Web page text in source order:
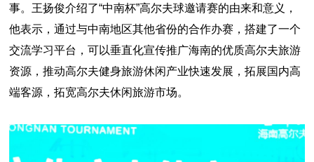
事。王扬俊介绍了“中南杯”高尔夫球邀请赛的由来和意义，
他表示，通过与中南地区其他省份的合作办赛，搭建了一个
交流学习平台，可以垂直化宣传推广海南的优质高尔夫旅游
资源，推动高尔夫健身旅游休闲产业快速发展，拓展国内高
端客源，拓宽高尔夫休闲旅游市场。